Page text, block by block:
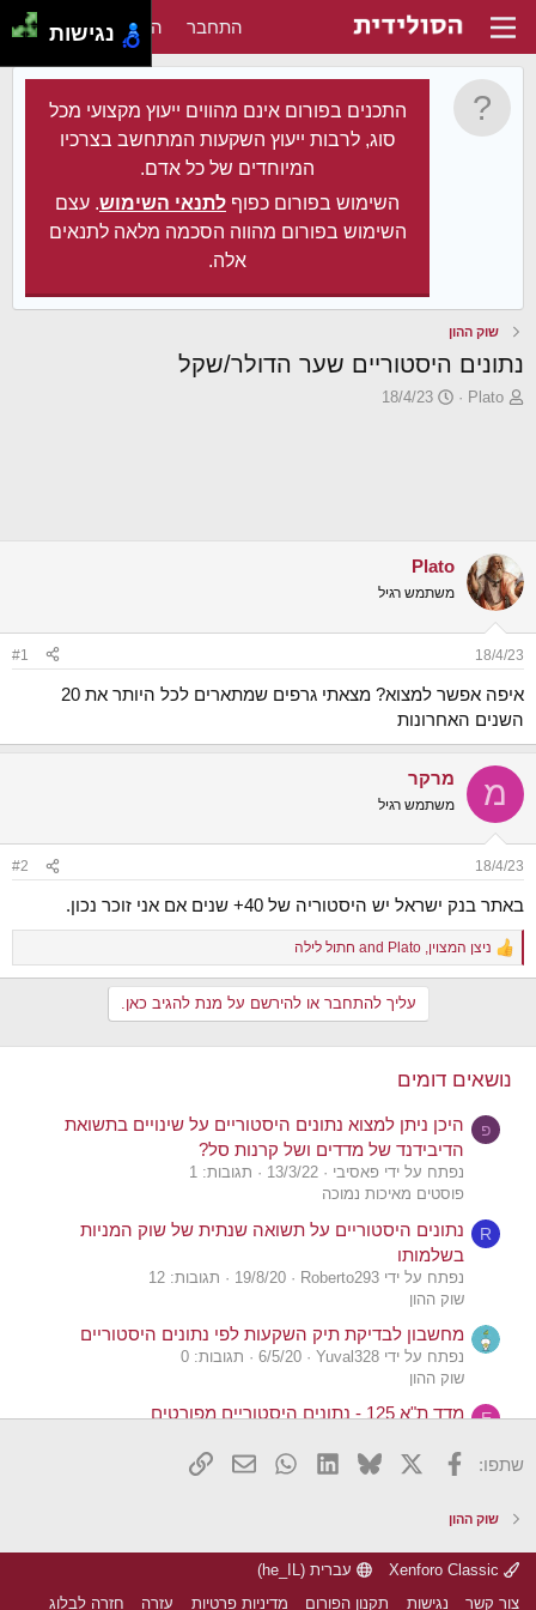
התחבר הירשם
התכנים בפורום אינם מהווים ייעוץ מקצועי מכל
סוג, לרבות ייעוץ השקעות המתחשב בצרכיו
המיוחדים של כל אדם.
השימוש בפורום כפוף לתנאי השימוש. עצם
השימוש בפורום מהווה הסכמה מלאה לתנאים
אלה.
שוק ההון
נתונים היסטוריים שער הדולר/שקל
פ
א
Plato
פ
ר
י
18/4/23
Plato
משתמש רגיל
18/4/23
#1
איפה אפשר למצוא? מצאתי גרפים שמתארים לכל היותר את 20
השנים האחרונות
מ מרקר
משתמש רגיל
18/4/23
#2
באתר בנק ישראל יש היסטוריה של 40+ שנים אם אני זוכר נכון.
R
e
i
n
ניצן המצוין,
Plato חתול לילה
עליך להתחבר או להירשם על מנת להגיב כאן.
נושאים דומים
פ
היכן ניתן למצוא נתונים היסטוריים על שינויים בתשואת
הדיבידנד של מדדים ושל קרנות סל?
נפתח על ידי פאסיבי 13/3/22
תגובות: 1
פוסטים מאיכות נמוכה
R
נתונים היסטוריים על תשואה שנתית של שוק המניות
בשלמותו
נפתח על ידי Roberto293 19/8/20
תגובות: 12
שוק ההון
מחשבון לבדיקת תיק השקעות לפי נתונים היסטוריים
נפתח על ידי Yuval328 6/5/20
תגובות: 0
שוק ההון
E מדד ת"א 125 - נתונים היסטוריים מפורטים
שוק ההון
נפתח על ידי sagilevi
ח IWVL מנייות ערך נתונים היסטוריים מוזרים?
שתפו: פייסבוק
X
Bluesky
LinkedIn
WhatsApp
דואר אלקטרוני
הוסף קישור
שוק ההון
עברית (he_IL)
צור קשר
נגישות תקנון הפורום מדיניות פרטיות עזרה חזרה לבלוג
נגישות